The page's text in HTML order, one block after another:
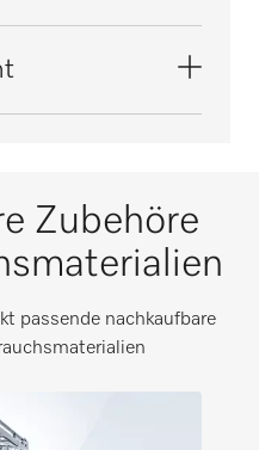
in mm
mm
mm
Zubehöre
passende nachkaufbare